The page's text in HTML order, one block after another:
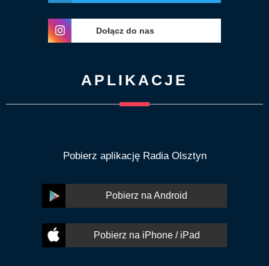
Dołącz do nas
APLIKACJE
Pobierz aplikację Radia Olsztyn
Pobierz na Android
Pobierz na iPhone / iPad